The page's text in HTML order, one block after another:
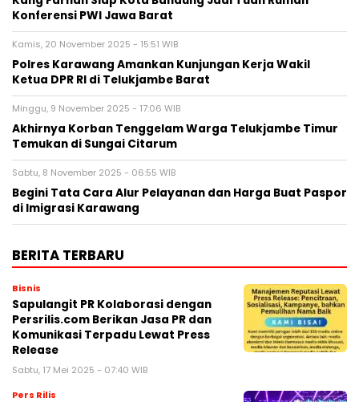
Konferensi PWI Jawa Barat
Kamis, 20 November 2025 - 15:51 WIB
Polres Karawang Amankan Kunjungan Kerja Wakil
Ketua DPR RI di Telukjambe Barat
Minggu, 9 November 2025 - 17:06 WIB
Akhirnya Korban Tenggelam Warga Telukjambe Timur
Temukan di Sungai Citarum
Sabtu, 8 November 2025 - 06:55 WIB
Begini Tata Cara Alur Pelayanan dan Harga Buat Paspor
di Imigrasi Karawang
BERITA TERBARU
Bisnis
Sapulangit PR Kolaborasi dengan
Persrilis.com Berikan Jasa PR dan
Komunikasi Terpadu Lewat Press
Release
Sabtu, 17 Mei 2025 - 07:40 WIB
Pers Rilis